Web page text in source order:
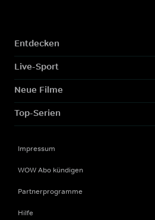
Entdecken
Live-Sport
Neue Filme
Top-Serien
Impressum
WOW Abo kündigen
Partnerprogramme
Hilfe